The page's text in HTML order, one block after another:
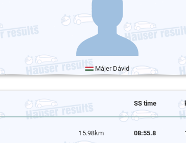
Májer Dávid
SS time
15.98km 08:55.8